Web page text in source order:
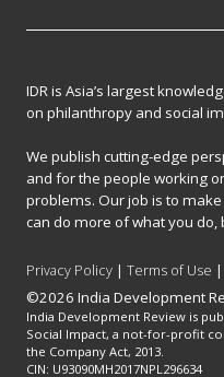
IDR is Asia’s largest
on philanthropy and social
We publish cutting-edge
and for the people working
problems. Our job is to
can do more of what you do,
Privacy Policy |Terms of Use |
©2026 India Development
India Development Review is
Social Impact, a not-for-profit
the Company Act, 2013.
CIN: U93090MH2017NPL296634